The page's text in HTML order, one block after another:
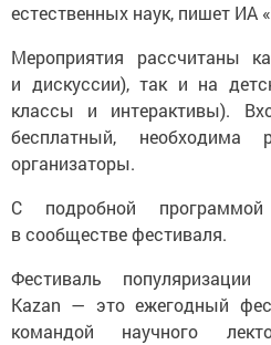
естественных наук, пишет ИА
Мероприятия рассчитаны
и дискуссии), так и на
классы и интерактивы).
бесплатный, необходима
организаторы.
С подробной
в сообществе фестиваля.
Фестиваль
Kazan — это ежегодный
командой научного